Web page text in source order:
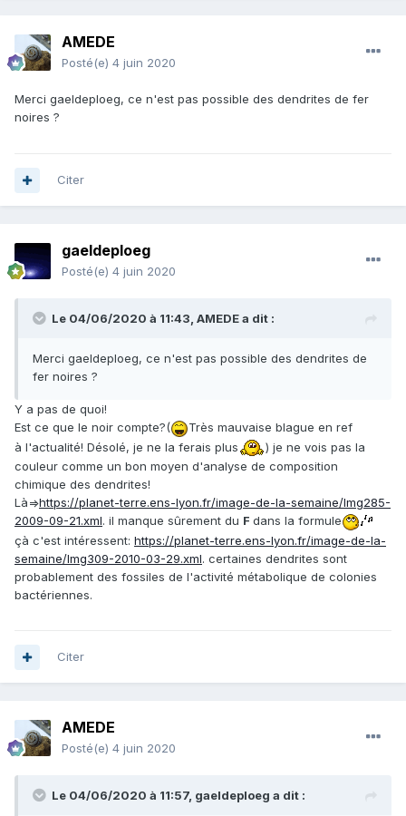
AMEDE
Posté(e) 4 juin 2020
Merci gaeldeploeg, ce n'est pas possible des dendrites de fer
noires ?
Citer
gaeldeploeg
Posté(e) 4 juin 2020
Le 04/06/2020 à 11:43, AMEDEa dit :
Merci gaeldeploeg, ce n'est pas possible des dendrites de
fer noires ?
Y a pas de quoi!
Est ce que le noir compte?(
Très mauvaise blague en ref
à l'actualité! Désolé, je ne la ferais plus
) je ne vois pas la
couleur comme un bon moyen d'analyse de composition
chimique des dendrites!
Là=>https://planet-terre.ens-lyon.fr/image-de-la-semaine/Img285-
2009-09-21.xml. il manque sûrement du F dans la formule
çà c'est intéressent: https://planet-terre.ens-lyon.fr/image-de-la-
semaine/Img309-2010-03-29.xml. certaines dendrites sont
probablement des fossiles de l'activité métabolique de colonies
bactériennes.
Citer
AMEDE
Posté(e) 4 juin 2020
Le 04/06/2020 à 11:57, gaeldeploeg a dit :